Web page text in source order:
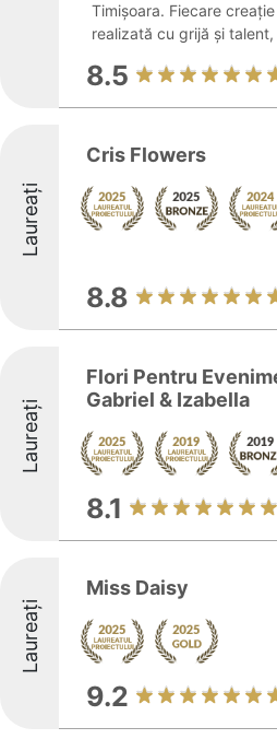
Timișoara. Fiecare
realizată cu grijă și
8.5
Laureați
Cris Flowers
8.8
Laureați
Flori Pentru
Gabriel & Izabella
8.1
Laureați
Miss Daisy
9.2